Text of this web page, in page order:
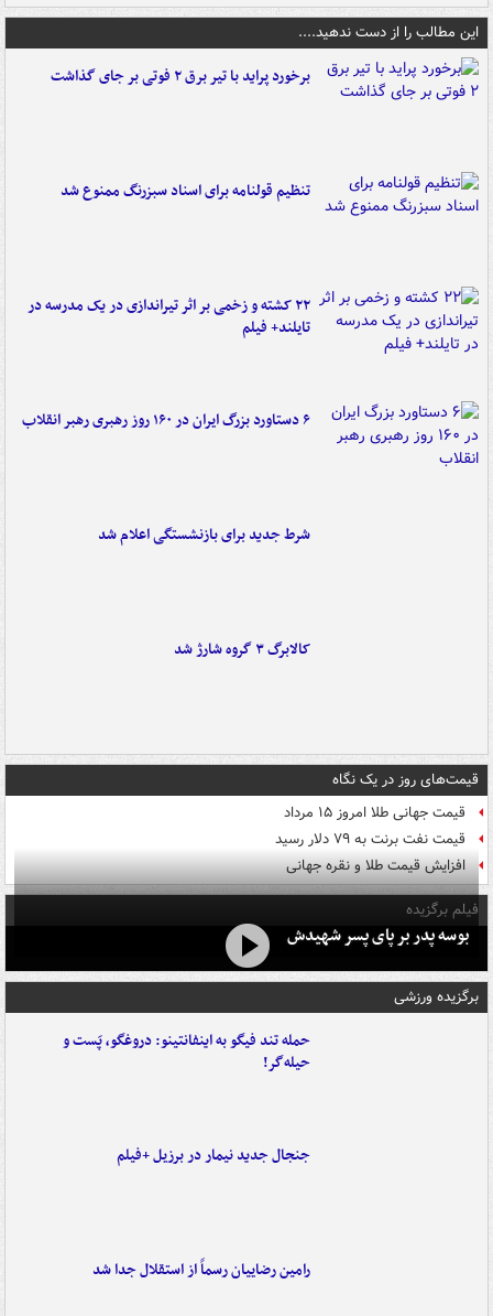
این مطالب را از دست ندهید....
برخورد پراید با تیر برق ۲ فوتی بر جای گذاشت
تنظیم قولنامه برای اسناد سبزرنگ ممنوع شد
۲۲ کشته و زخمی بر اثر تیراندازی در یک مدرسه در
تایلند+ فیلم
۶ دستاورد بزرگ ایران در ۱۶۰ روز رهبری رهبر انقلاب
شرط جدید برای بازنشستگی اعلام شد
کالابرگ ۳ گروه شارژ شد
قیمت‌های روز در یک نگاه
قیمت جهانی طلا امروز ۱۵ مرداد
قیمت نفت برنت به ۷۹ دلار رسید
افزایش قیمت طلا و نقره جهانی
فیلم برگزیده
بوسه‌ پدر بر پای پسر شهیدش
برگزیده ورزشی
حمله تند فیگو به اینفانتینو: دروغگو، پَست‌ و
حیله‌گر!
جنجال جدید نیمار در برزیل +فیلم
رامین رضاییان رسماً از استقلال جدا شد